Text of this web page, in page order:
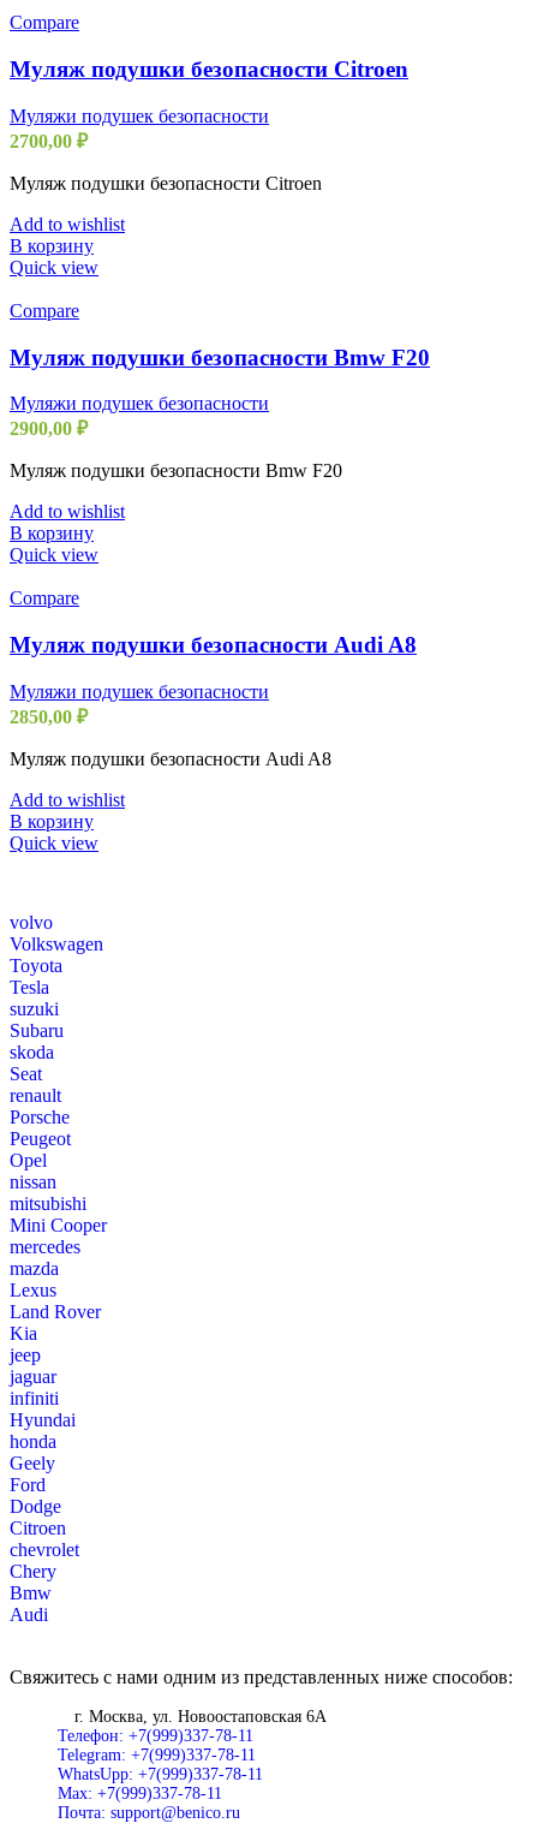
Compare
Муляж подушки безопасности Citroen
Муляжи подушек безопасности
2700,00 ₽
Муляж подушки безопасности Citroen
Add to wishlist
В корзину
Quick view
Compare
Муляж подушки безопасности Bmw F20
Муляжи подушек безопасности
2900,00 ₽
Муляж подушки безопасности Bmw F20
Add to wishlist
В корзину
Quick view
Compare
Муляж подушки безопасности Audi A8
Муляжи подушек безопасности
2850,00 ₽
Муляж подушки безопасности Audi A8
Add to wishlist
В корзину
Quick view
volvo
Volkswagen
Toyota
Tesla
suzuki
Subaru
skoda
Seat
renault
Porsche
Peugeot
Opel
nissan
mitsubishi
Mini Cooper
mercedes
mazda
Lexus
Land Rover
Kia
jeep
jaguar
infiniti
Hyundai
honda
Geely
Ford
Dodge
Citroen
chevrolet
Chery
Bmw
Audi
Свяжитесь с нами одним из представленных ниже способов:
г. Москва, ул. Новоостаповская 6А
Телефон: +7(999)337-78-11
Telegram: +7(999)337-78-11
WhatsUpp: +7(999)337-78-11
Max: +7(999)337-78-11
Почта: support@benico.ru